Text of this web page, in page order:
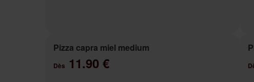
Pizza capra miel medium
Dès 11.90 €